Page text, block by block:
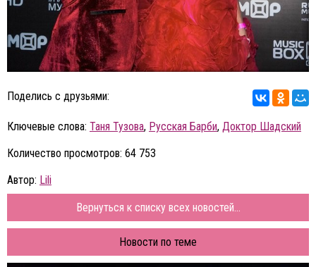
Поделись с друзьями:
Ключевые слова: Таня Тузова, Русская Барби, Доктор Шадский
Количество просмотров: 64 753
Автор: Lili
Вернуться к списку всех новостей...
Новости по теме